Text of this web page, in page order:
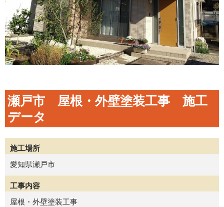
瀬戸市 屋根・外壁塗装工事 施工
データ
施工場所
愛知県瀬戸市
工事内容
屋根・外壁塗装工事